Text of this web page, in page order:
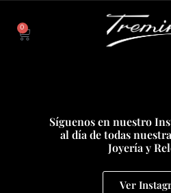
0
Síguenos en nuestro
al día de todas
Joyería y
Ver